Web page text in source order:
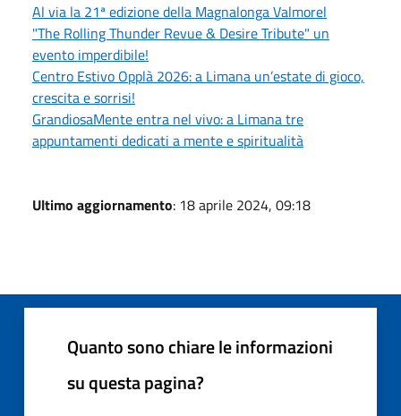
Al via la 21ª edizione della Magnalonga Valmorel
"The Rolling Thunder Revue & Desire Tribute" un
evento imperdibile!
Centro Estivo Opplà 2026: a Limana un’estate di gioco,
crescita e sorrisi!
GrandiosaMente entra nel vivo: a Limana tre
appuntamenti dedicati a mente e spiritualità
Ultimo aggiornamento: 18 aprile 2024, 09:18
Quanto sono chiare le informazioni
su questa pagina?